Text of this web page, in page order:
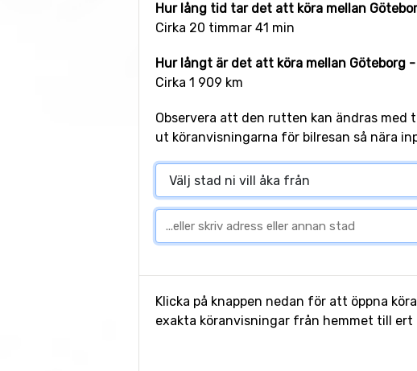
Hur lång tid tar det att köra mellan
Cirka 20 timmar 41 min
Hur långt är det att köra mellan Göteborg
Cirka 1 909 km
Observera att den rutten kan ändras med
ut köranvisningarna för bilresan så nära
Klicka på knappen nedan för att öppna
exakta köranvisningar från hemmet till ert